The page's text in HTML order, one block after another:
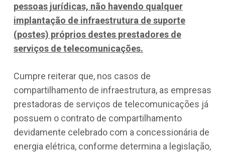
pessoas jurídicas, não havendo qualquer
implantação de infraestrutura de suporte
(postes) próprios destes prestadores de
serviços de telecomunicações.
Cumpre reiterar que, nos casos de
compartilhamento de infraestrutura, as empresas
prestadoras de serviços de telecomunicações já
possuem o contrato de compartilhamento
devidamente celebrado com a concessionária de
energia elétrica, conforme determina a legislação,